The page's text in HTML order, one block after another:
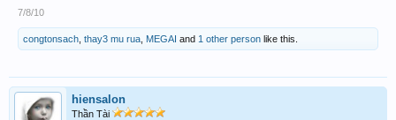
7/8/10
congtonsach thay3 mu rua MEGAI and 1 other person like this.
hiensalon
Thần Tài